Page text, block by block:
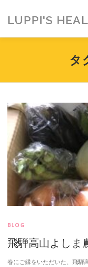
ッ
LUPPI'S
ご挨拶
アメブロ お問い
タ
BLOG
飛騨高山よしま
春にご縁をいただいた、飛騨